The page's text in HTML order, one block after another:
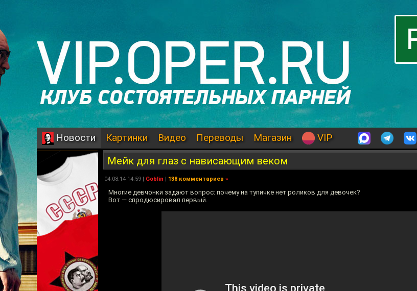
Новости Картинки Видео Переводы Магазин VIP
Мейк для глаз с нависающим веком
04.08.14 14:59 | Goblin | 138 комментариев »
Многие девчонки задают вопрос: почему на тупичке нет роликов для девочек?
Вот — спродюсировал первый.